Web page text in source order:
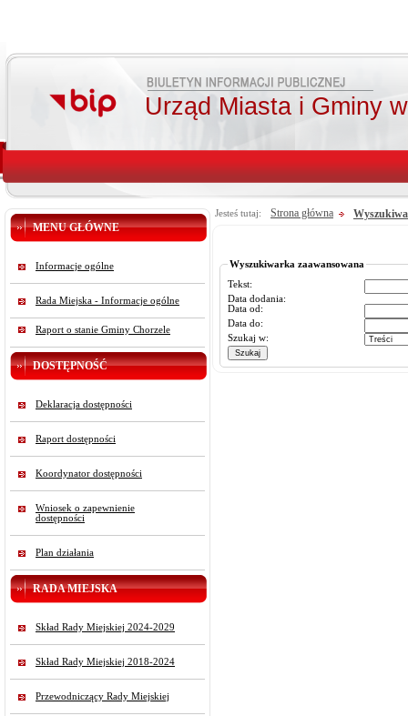
Urząd Miasta i Gminy
MENU GŁÓWNE
Informacje ogólne
Rada Miejska - Informacje ogólne
Raport o stanie Gminy Chorzele
DOSTĘPNOŚĆ
Deklaracja dostępności
Raport dostępności
Koordynator dostępności
Wniosek o zapewnienie
dostępności
Plan działania
RADA MIEJSKA
Skład Rady Miejskiej 2024-2029
Skład Rady Miejskiej 2018-2024
Przewodniczący Rady Miejskiej
Jesteś tutaj: Strona główna
Wyszukiwarka zaawansowana
Tekst:
Data dodania:
Data od:
Data do:
Szukaj w: